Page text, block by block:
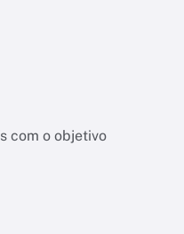
com o objetivo